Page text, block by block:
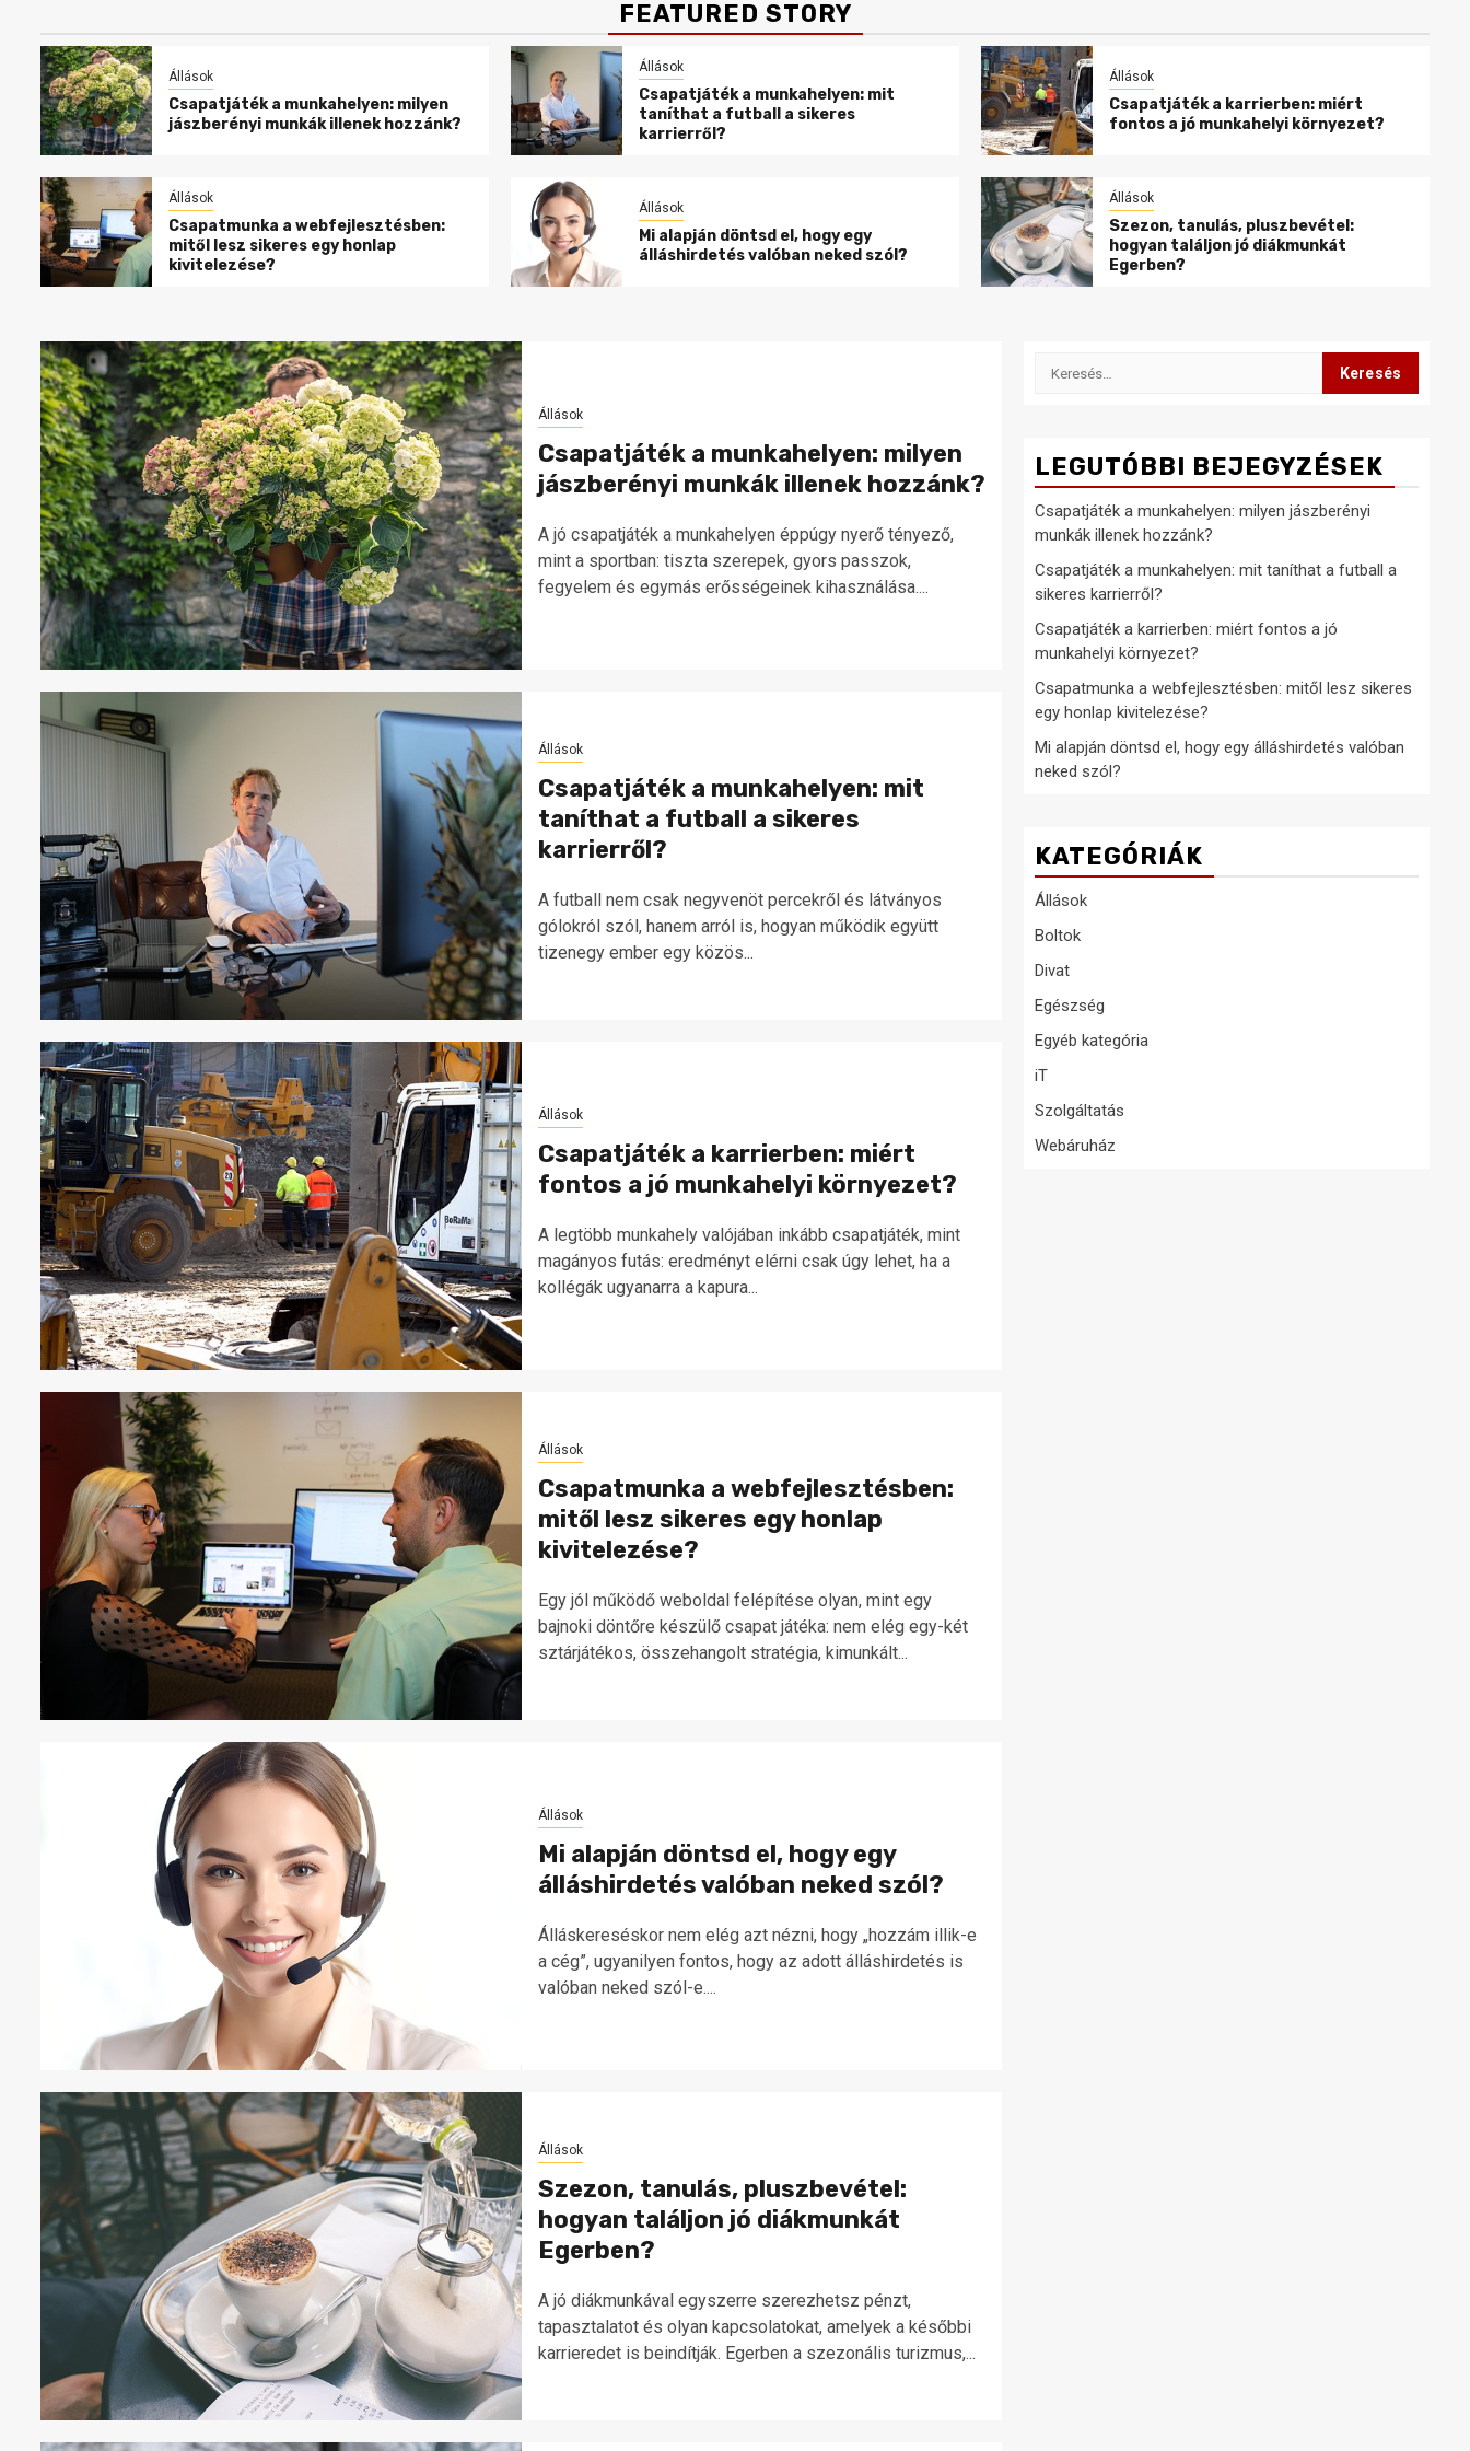
FEATURED STORY
Állások
Csapatjáték a munkahelyen: milyen
jászberényi munkák illenek hozzánk?
Állások
Csapatjáték a munkahelyen: mit
taníthat a futball a sikeres
karrierről?
Állások
Csapatjáték a karrierben: miért
fontos a jó munkahelyi környezet?
Állások
Csapatmunka a webfejlesztésben:
mitől lesz sikeres egy honlap
kivitelezése?
Állások
Mi alapján döntsd el, hogy egy
álláshirdetés valóban neked szól?
Állások
Szezon, tanulás, pluszbevétel:
hogyan találjon jó diákmunkát
Egerben?
Állások
Csapatjáték a munkahelyen: milyen
jászberényi munkák illenek hozzánk?
A jó csapatjáték a munkahelyen éppúgy nyerő tényező,
mint a sportban: tiszta szerepek, gyors passzok,
fegyelem és egymás erősségeinek kihasználása....
Állások
Csapatjáték a munkahelyen: mit
taníthat a futball a sikeres
karrierről?
A futball nem csak negyvenöt percekről és látványos
gólokról szól, hanem arról is, hogyan működik együtt
tizenegy ember egy közös...
Állások
Csapatjáték a karrierben: miért
fontos a jó munkahelyi környezet?
A legtöbb munkahely valójában inkább csapatjáték, mint
magányos futás: eredményt elérni csak úgy lehet, ha a
kollégák ugyanarra a kapura...
Állások
Csapatmunka a webfejlesztésben:
mitől lesz sikeres egy honlap
kivitelezése?
Egy jól működő weboldal felépítése olyan, mint egy
bajnoki döntőre készülő csapat játéka: nem elég egy-két
sztárjátékos, összehangolt stratégia, kimunkált...
Állások
Mi alapján döntsd el, hogy egy
álláshirdetés valóban neked szól?
Álláskereséskor nem elég azt nézni, hogy „hozzám illik-e
a cég”, ugyanilyen fontos, hogy az adott álláshirdetés is
valóban neked szól-e....
Állások
Szezon, tanulás, pluszbevétel:
hogyan találjon jó diákmunkát
Egerben?
A jó diákmunkával egyszerre szerezhetsz pénzt,
tapasztalatot és olyan kapcsolatokat, amelyek a későbbi
karrieredet is beindítják. Egerben a szezonális turizmus,...
Keresés:
LEGUTÓBBI BEJEGYZÉSEK
Csapatjáték a munkahelyen: milyen jászberényi
munkák illenek hozzánk?
Csapatjáték a munkahelyen: mit taníthat a futball a
sikeres karrierről?
Csapatjáték a karrierben: miért fontos a jó
munkahelyi környezet?
Csapatmunka a webfejlesztésben: mitől lesz sikeres
egy honlap kivitelezése?
Mi alapján döntsd el, hogy egy álláshirdetés valóban
neked szól?
KATEGÓRIÁK
Állások
Boltok
Divat
Egészség
Egyéb kategória
iT
Szolgáltatás
Webáruház